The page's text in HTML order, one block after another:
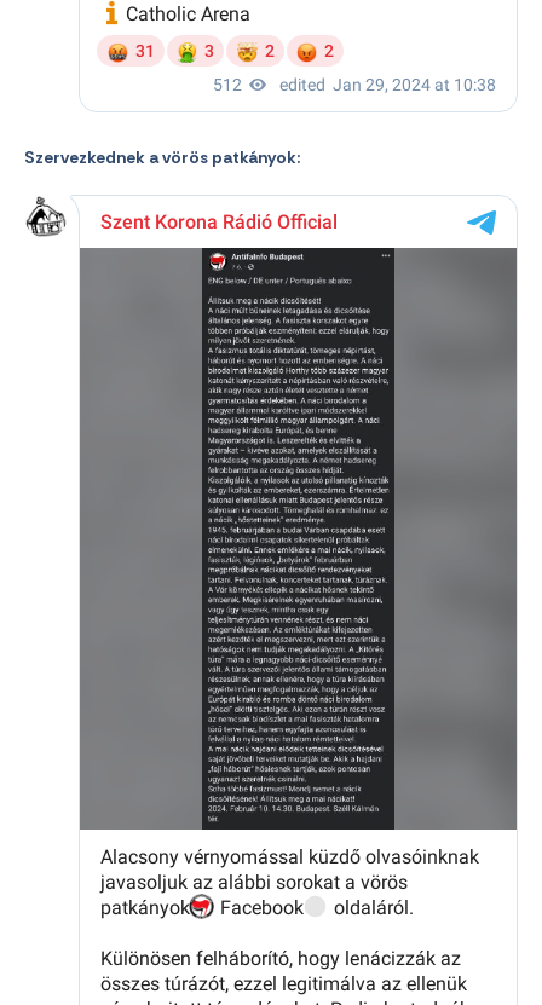
Szervezkednek a vörös patkányok: